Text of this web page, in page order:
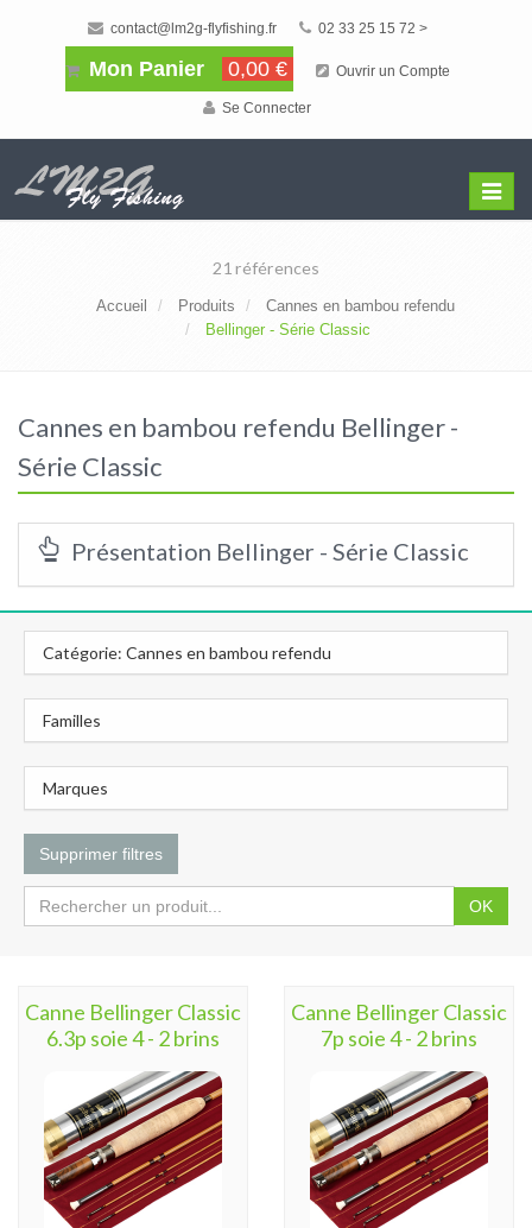
contact@lm2g-flyfishing.fr 02 33 25 15 72 >
Mon Panier 0,00 € Ouvrir un Compte
Se Connecter
Menu
21 références
Accueil Produits
Cannes en bambou refendu
Bellinger - Série Classic
Cannes en bambou refendu Bellinger -
Série Classic
Présentation Bellinger - Série Classic
Catégorie: Cannes en bambou refendu
Familles
Marques
Supprimer filtres
OK
Canne Bellinger Classic
6.3p soie 4 - 2 brins
Canne Bellinger Classic
7p soie 4 - 2 brins